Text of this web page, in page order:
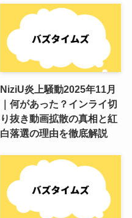
NiziU炎上騒動2025年11月
｜何があった？インライ切
り抜き動画拡散の真相と紅
白落選の理由を徹底解説